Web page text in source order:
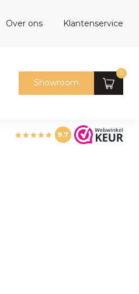
Over ons Klantenservice
Showroom
0
9.7